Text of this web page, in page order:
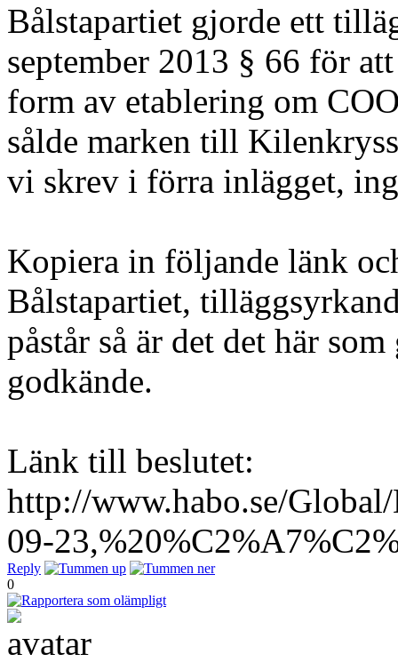
Bålstapartiet gjorde ett
september 2013 § 66 för
form av etablering om
sålde marken till
vi skrev i förra inlägget,
Kopiera in följande länk
Bålstapartiet,
påstår så är det det här
godkände.
Länk till beslutet:
http://www.habo.se/
09-
Reply
0